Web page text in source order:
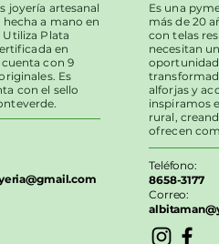
joyería artesanal
a mano en
Plata
en
con 9
Es
con el sello
Es una
más de 20
con telas
necesitan
alforjas y
inspiramos
rural,
ofrecen
Teléfono:
8658-3177
Correo: